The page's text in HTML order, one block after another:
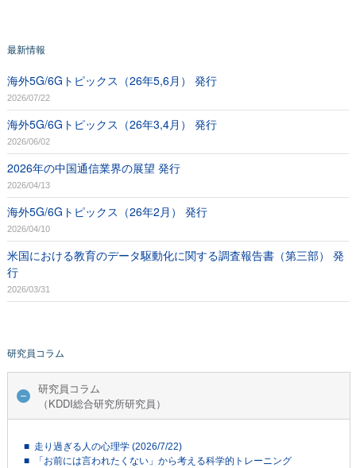
最新情報
海外5G/6Gトピックス（26年5,6月） 発行
2026/07/22
海外5G/6Gトピックス（26年3,4月） 発行
2026/06/02
2026年の中国通信業界の展望 発行
2026/04/13
海外5G/6Gトピックス（26年2月） 発行
2026/04/10
米国における教育のデータ駆動化に関する調査報告書（第三部） 発
行
2026/03/31
研究員コラム
研究員コラム
（KDDI総合研究所研究員）
■ 走り過ぎる人の心理学 (2026/7/22)
■ 「お前には言われたくない」から考える科学的トレーニング